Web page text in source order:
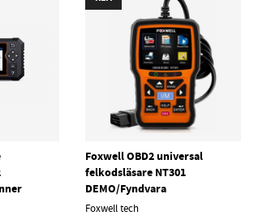
Foxwell OBD2 universal
felkodsläsare NT301
DEMO/Fyndvara
Foxwell tech